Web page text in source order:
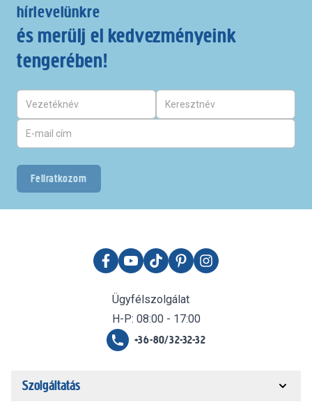
hírlevelünkre
és merülj el kedvezményeink
tengerében!
Feliratkozom
Ügyfélszolgálat
H-P: 08:00 - 17:00
+36-80/32-32-32
Szolgáltatás